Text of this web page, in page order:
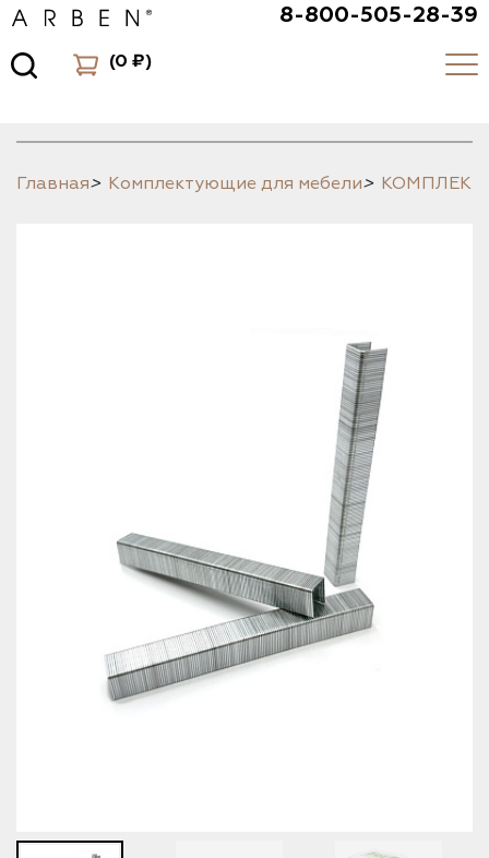
8-800-505-28-39
(0 ₽)
Главная> Комплектующие для мебели>